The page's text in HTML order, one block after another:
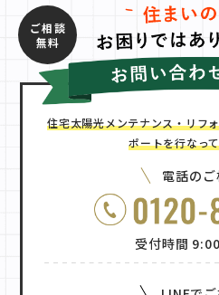
住宅太陽光メンテナンス・リフ
ポートを行なっ
電話の
受付時間
ご相談
無料